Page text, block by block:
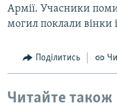
Армії. Учасники
могил поклали вінки
Поділитись
Читайте також